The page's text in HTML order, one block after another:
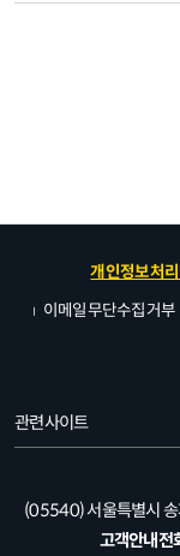
개인정보처
이메일무단수집거부
관련사이트
(05540) 서울특별시
고객안내전